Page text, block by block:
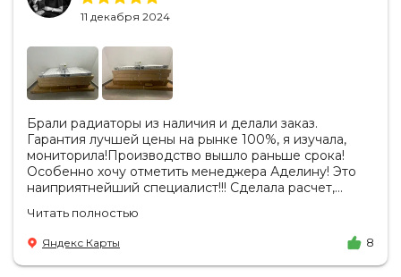
11 декабря 2024
Брали радиаторы из наличия и делали заказ.
Гарантия лучшей цены на рынке 100%, я изучала,
мониторила!Производство вышло раньше срока!
Особенно хочу отметить менеджера Аделину! Это
наиприятнейший специалист!!! Сделала расчет,
цену. Всегда на связи, на все вопросы есть ответы.
Доставка на удобный день, удобное время! Никаких
замечаний, только бесконечное удовольствие от
взаимодействия с ней. Вот это я понимаю - ЛИЦО
Читать полностью
Яндекс Карты 8